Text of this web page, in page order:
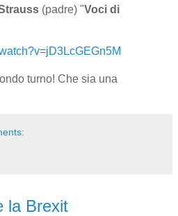
(padre) "Voci di
turno! Che sia una
la Brexit